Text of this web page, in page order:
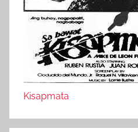
Kisapmata